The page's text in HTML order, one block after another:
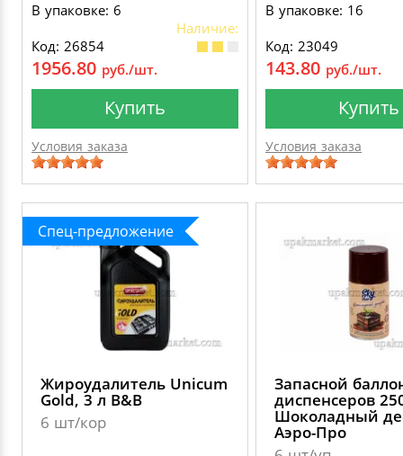
В упаковке: 6
Наличие:
Код: 26854
1956.80 руб./шт.
Купить
Условия заказа
В упаковке: 16
Код: 23049
143.80 руб./шт.
Купить
Условия заказа
Спец-предложение
Жироудалитель Unicum
Gold, 3 л B&B
6 шт/кор
Запасной
диспенсеров
Шоколадный
Аэро-Про